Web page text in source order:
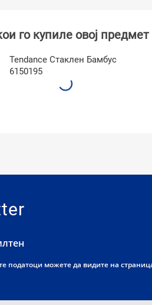
го купиле овој предмет
Tendance Стаклен Бамбус
6150195
податоци можете да видите на